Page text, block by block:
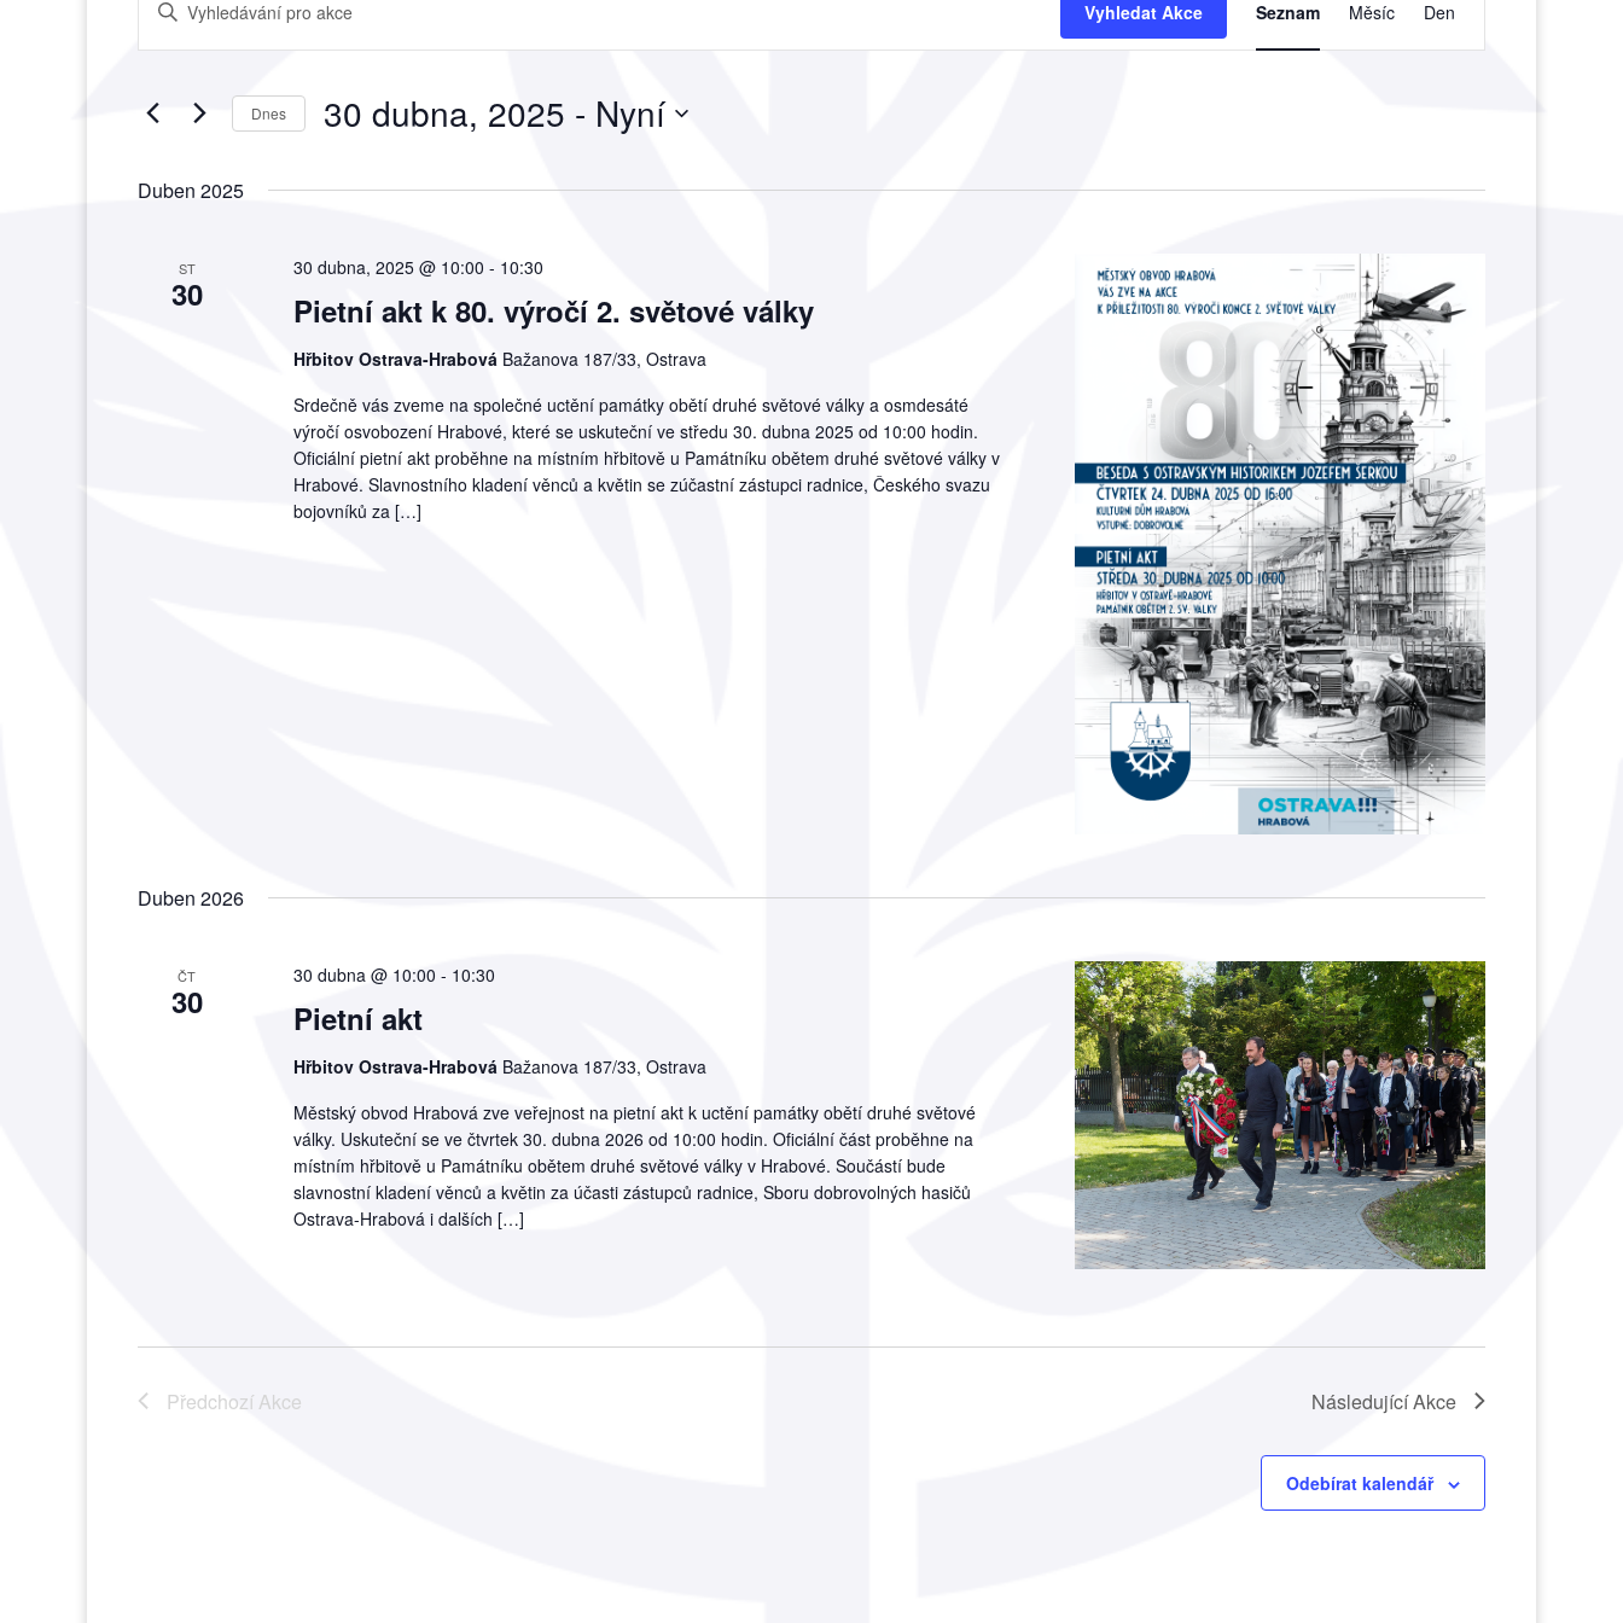
pro
hledání
zobrazení
Keyword.
Search
Akce
Vyhledat Akce
pro
Seznam Měsíc Den
Dnes 30 dubna, 2025 - Nyní
Duben 2025
ST
30 Pietní akt k 80. výročí 2. světové války
30 dubna, 2025 @ 10:00 - 10:30
Hřbitov Ostrava-Hrabová Bažanova 187/33, Ostrava
Srdečně vás zveme na společné uctění památky obětí druhé světové války a osmdesáté
výročí osvobození Hrabové, které se uskuteční ve středu 30. dubna 2025 od 10:00 hodin.
Oficiální pietní akt proběhne na místním hřbitově u Památníku obětem druhé světové války v
Hrabové. Slavnostního kladení věnců a květin se zúčastní zástupci radnice, Českého svazu
bojovníků za […]
Duben 2026
ČT
30 Pietní akt
30 dubna @ 10:00 - 10:30
Hřbitov Ostrava-Hrabová Bažanova 187/33, Ostrava
Městský obvod Hrabová zve veřejnost na pietní akt k uctění památky obětí druhé světové
války. Uskuteční se ve čtvrtek 30. dubna 2026 od 10:00 hodin. Oficiální část proběhne na
místním hřbitově u Památníku obětem druhé světové války v Hrabové. Součástí bude
slavnostní kladení věnců a květin za účasti zástupců radnice, Sboru dobrovolných hasičů
Ostrava-Hrabová i dalších […]
Předchozí Akce NásledujícíAkce
Odebírat kalendář